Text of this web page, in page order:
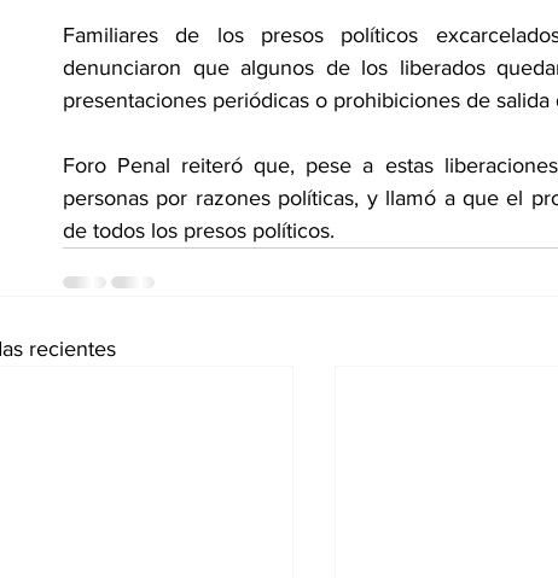
Familiares de los presos políticos
denunciaron que algunos de los liberados
presentaciones periódicas o prohibiciones de
Foro Penal reiteró que, pese a estas
personas por razones políticas, y llamó a que el
de todos los presos políticos.
recientes